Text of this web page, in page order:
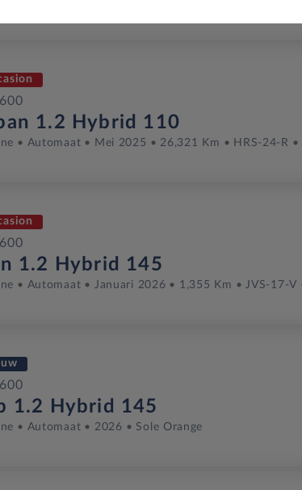
1.2 Hybrid 110
Automaat Mei 2025 26,321 Km HRS-24-R
1.2 Hybrid 145
Automaat Januari 2026 1,355 Km JVS-17-V
1.2 Hybrid 145
Automaat 2026 Sole Orange